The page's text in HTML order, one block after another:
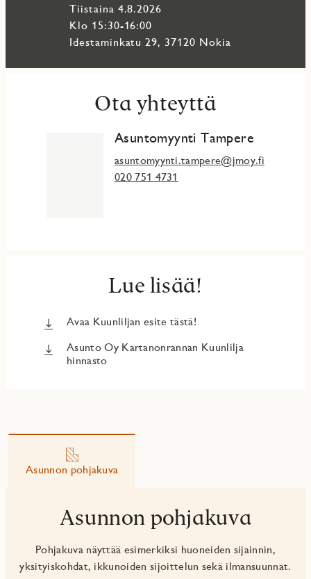
selvittää, mitä henkilötietoja JM Suomi Oy käsittelee ja
miten voit oikaista tietojasi tai peruuttaa suostumuksen.
tiistaina 4.8.2026
Klo 15:30-16:00
Idestaminkatu 29, 37120 Nokia
Ota yhteyttä
Asuntomyynti Tampere
asuntomyynti.tampere@jmoy.fi
020 751 4731
Lue lisää!
Avaa Kuunliljan esite tästä!
Asunto Oy Kartanonrannan Kuunlilja
hinnasto
Asunnon pohjakuva
Asunnon pohjakuva
Pohjakuva näyttää esimerkiksi huoneiden sijainnin,
yksityiskohdat, ikkunoiden sijoittelun sekä ilmansuunnat.